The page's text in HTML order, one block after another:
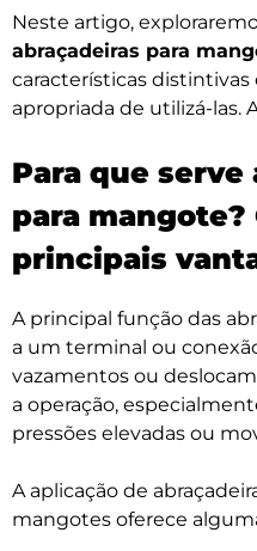
Neste artigo,
abraçadeiras para
características distintivas
apropriada de utilizá-las.
Para que serve
para mangote?
principais
A principal função das
a um terminal ou
vazamentos ou
a operação,
pressões elevadas ou
A aplicação de
mangotes oferece